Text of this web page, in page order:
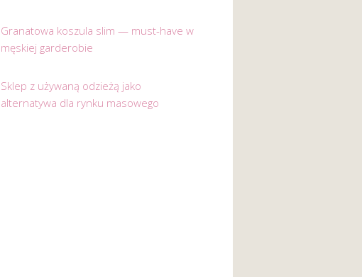
Granatowa koszula slim — must-have w
męskiej garderobie
Sklep z używaną odzieżą jako
alternatywa dla rynku masowego